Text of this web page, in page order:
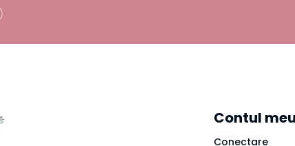
Contul meu
Conectare